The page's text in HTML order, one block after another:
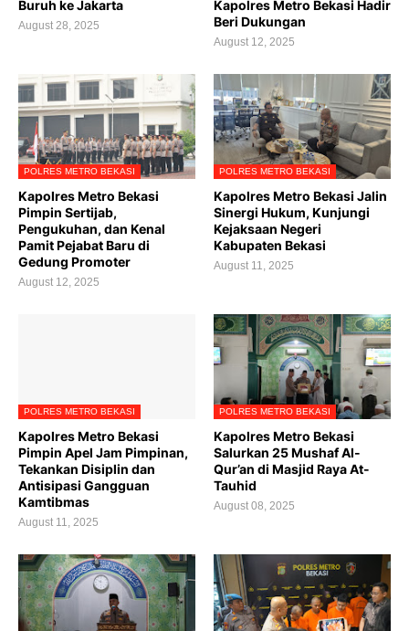
Buruh ke Jakarta
August 28, 2025
Kapolres Metro Bekasi Hadir
Beri Dukungan
August 12, 2025
POLRES METRO BEKASI
Kapolres Metro Bekasi
Pimpin Sertijab,
Pengukuhan, dan Kenal
Pamit Pejabat Baru di
Gedung Promoter
August 12, 2025
POLRES METRO BEKASI
Kapolres Metro Bekasi Jalin
Sinergi Hukum, Kunjungi
Kejaksaan Negeri
Kabupaten Bekasi
August 11, 2025
POLRES METRO BEKASI
Kapolres Metro Bekasi
Pimpin Apel Jam Pimpinan,
Tekankan Disiplin dan
Antisipasi Gangguan
Kamtibmas
August 11, 2025
POLRES METRO BEKASI
Kapolres Metro Bekasi
Salurkan 25 Mushaf Al-
Qur’an di Masjid Raya At-
Tauhid
August 08, 2025